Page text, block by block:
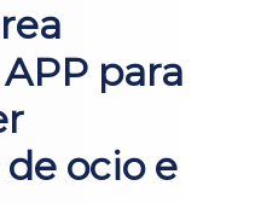
para
ocio e